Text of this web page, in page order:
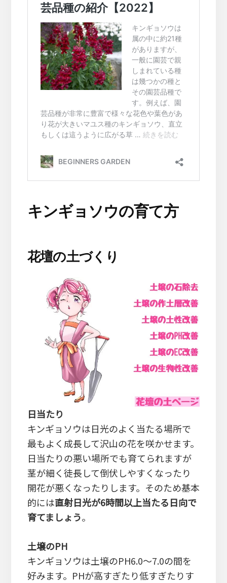
キンギョソウの育て方
花壇の土づくり
日当たり
キンギョソウは日光のよく当たる場所で
最もよく成長して沢山の花を咲かせます。
日当たりの悪い場所でも育てられますが
茎が細く徒長して倒伏しやすくなったり
開花が悪くなったりします。そのため基本
的には直射日光が6時間以上当たる日向で
育てましょう。
土壌のPH
キンギョソウは土壌のPH6.0～7.0の間を
好みます。PHが高すぎたり低すぎたりす